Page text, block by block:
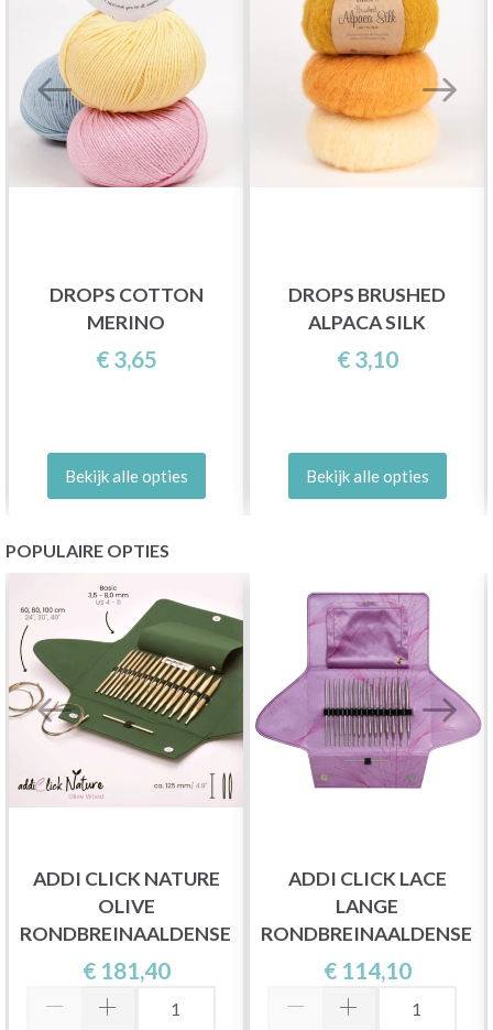
DROPS COTTON
MERINO
€ 3,65
Bekijk alle opties
DROPS BRUSHED
ALPACA SILK
€ 3,10
Bekijk alle opties
POPULAIRE OPTIES
ADDI CLICK NATURE
OLIVE
RONDBREINAALDENSET
€ 181,40
ADDI CLICK LACE
LANGE
RONDBREINAALDENSET
€ 114,10